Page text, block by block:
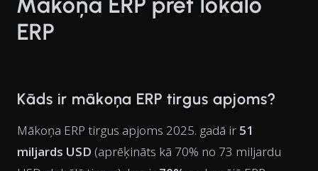
ERP
Kāds ir mākoņa ERP tirgus apjoms?
Mākoņa ERP tirgus apjoms 2025. gadā ir 51
miljards USD (aprēķināts kā 70% no 73 miljardu